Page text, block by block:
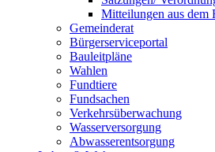
Mitteilungen aus dem
Gemeinderat
Bürgerserviceportal
Bauleitpläne
Wahlen
Fundtiere
Fundsachen
Verkehrsüberwachung
Wasserversorgung
Abwasserentsorgung